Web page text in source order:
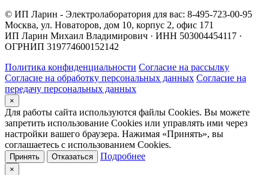
© ИП Ларин - Электролаборатория для вас: 8-495-723-00-95
Москва, ул. Новаторов, дом 10, корпус 2, офис 171
ИП Ларин Михаил Владимирович · ИНН 503004454117 ·
ОГРНИП 319774600152142
Политика конфиденциальности Согласие на рассылку
Согласие на обработку персональных данных Согласие на
передачу персональных данных
×
Для работы сайта используются файлы Cookies. Вы можете
запретить использование Cookies или управлять ими через
настройки вашего браузера. Нажимая «Принять», вы
соглашаетесь с использованием Cookies.
Принять Отказаться Подробнее
×